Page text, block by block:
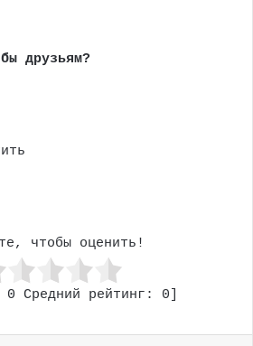
друзьям?
чтобы оценить!
0 Средний рейтинг: 0